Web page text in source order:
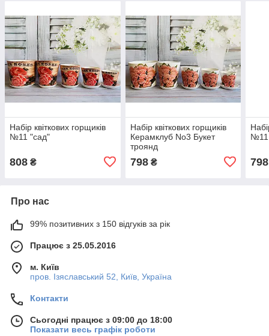
Набір квіткових горщиків
№11 "сад"
808 ₴
Набір квіткових горщиків
Керамклуб No3 Букет
троянд
798₴
№11
798
Про нас
99% позитивних з 150 відгуків за рік
Працює з 25.05.2016
м. Київ
пров. Ізяславський 52, Київ, Україна
Контакти
Сьогодні працює з 09:00 до 18:00
Показати весь графік роботи